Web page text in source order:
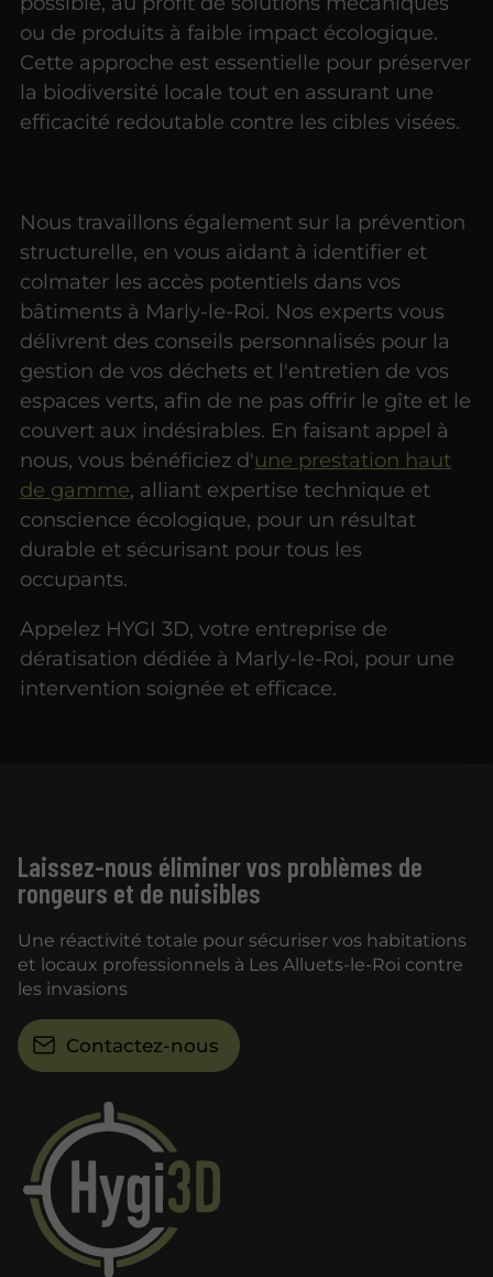
ou de produits à faible impact écologique.
Cette approche est essentielle pour préserver
la biodiversité locale tout en assurant une
efficacité redoutable contre les cibles visées.
Nous travaillons également sur la prévention
structurelle, en vous aidant à identifier et
colmater les accès potentiels dans vos
bâtiments à Marly-le-Roi. Nos experts vous
délivrent des conseils personnalisés pour la
gestion de vos déchets et l'entretien de vos
espaces verts, afin de ne pas offrir le gîte et le
couvert aux indésirables. En faisant appel à
nous, vous bénéficiez d'une prestation haut
de gamme, alliant expertise technique et
conscience écologique, pour un résultat
durable et sécurisant pour tous les
occupants.
Appelez HYGI 3D, votre entreprise de
dératisation dédiée à Marly-le-Roi, pour une
intervention soignée et efficace.
Laissez-nous éliminer vos problèmes de
rongeurs et de nuisibles
Une réactivité totale pour sécuriser vos habitations
et locaux professionnels à Les Alluets-le-Roi contre
les invasions
Contactez-nous